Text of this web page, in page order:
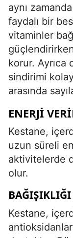
aynı
faydalı bir
vitaminler
korur. Ayrıca
sindirimi
arasında
ENERJI
Kestane,
uzun süreli
aktivitelerde
olur.
Kestane,